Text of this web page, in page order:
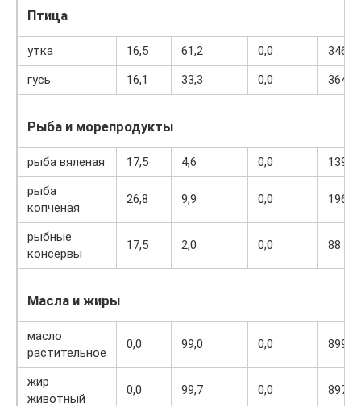
Птица
утка 16,5 61,2 0,0
346
гусь
16,1 33,3 0,0 364
Рыба и морепродукты
рыба вяленая 17,5 4,6 0,0
139
рыба
копченая
26,8 9,9 0,0 196
рыбные
консервы
17,5 2,0 0,0 88
Масла и жиры
масло
растительное
0,0 99,0 0,0 899
жир
животный
0,0 99,7 0,0 897